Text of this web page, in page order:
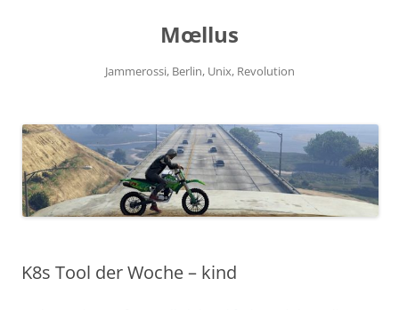
Mœllus
Jammerossi, Berlin, Unix, Revolution
K8s Tool der Woche – kind